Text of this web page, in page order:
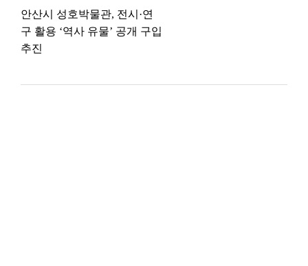
안산시 성호박물관, 전시·연
구 활용 ‘역사 유물’ 공개 구입
추진